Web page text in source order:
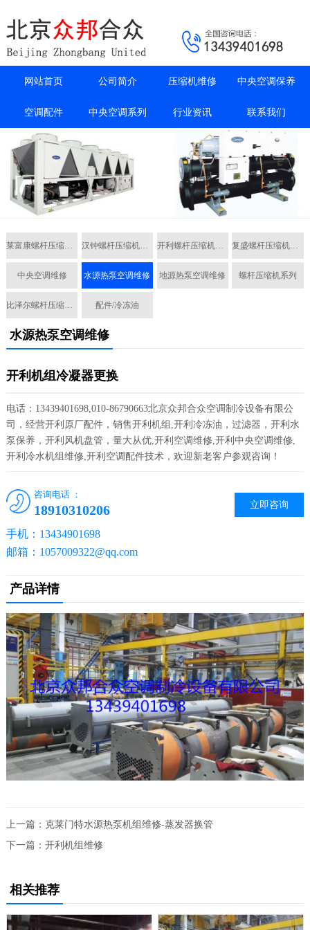
网站首页 公司简介 压缩机维修 中央空调保养
空调配件 中央空调系列 行业资讯 联系我们
莱富康螺杆压缩机维修 汉钟螺杆压缩机维修 开利螺杆压缩机维修 复盛螺杆压缩机维修
中央空调维修 水源热泵空调维修 地源热泵空调维修 螺杆压缩机系列
比泽尔螺杆压缩机维修 配件/冷冻油
水源热泵空调维修
开利机组冷凝器更换
电话：13439401698,010-86790663北京众邦合众空调制冷设备有限公
司，经营开利原厂配件，销售开利机组,开利冷冻油，过滤器，开利水
泵保养，开利风机盘管，量大从优,开利空调维修,开利中央空调维修,
开利冷水机组维修,开利空调配件技术，欢迎新老客户参观咨询！
立即咨询
咨询电话 ：
18910310206
手机：13434901698
邮箱：1057009322@qq.com
产品详情
上一篇： 克莱门特水源热泵机组维修-蒸发器换管
下一篇： 开利机组维修
相关推荐